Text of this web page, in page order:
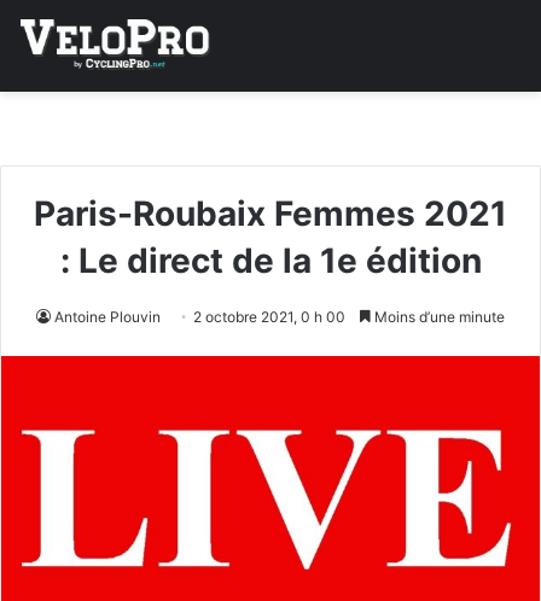
Paris-Roubaix Femmes 2021
: Le direct de la 1e édition
Antoine Plouvin 2 octobre 2021, 0 h 00 Moins d’une minute